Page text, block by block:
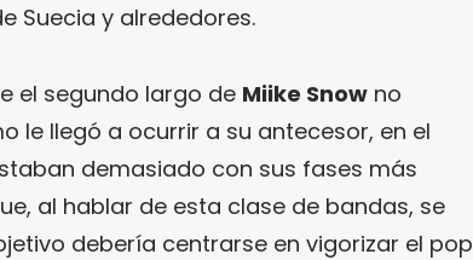
Suecia y alrededores.
el segundo largo de Miike Snow no
le llegó a ocurrir a su antecesor, en el
demasiado con sus fases más
al hablar de esta clase de bandas, se
debería centrarse en vigorizar el pop